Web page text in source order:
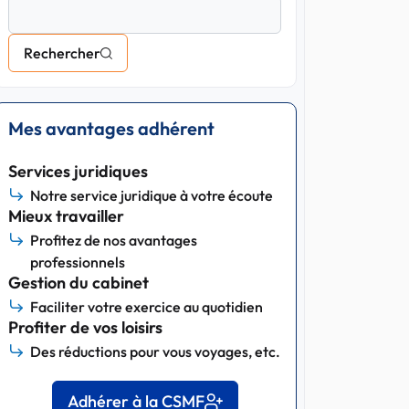
Rechercher
Mes avantages adhérent
Services juridiques
Notre service juridique à votre écoute
Mieux travailler
Profitez de nos avantages
professionnels
Gestion du cabinet
Faciliter votre exercice au quotidien
Profiter de vos loisirs
Des réductions pour vous voyages, etc.
Adhérer à la CSMF